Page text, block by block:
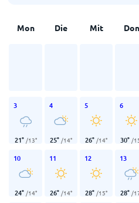
Mon Die Mit Don
3
21° /13°
4
25° /14°
5
26° /14°
6
30° /
10
24° /14°
11
26° /14°
12
28° /15°
13
28° /